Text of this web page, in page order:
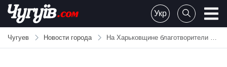
Skip
content
Chuguiv
Укр
Чугуев Новости города На Харьковщине благотворители из Норвежского Совета помогают восстанавливать сельское хозяйство